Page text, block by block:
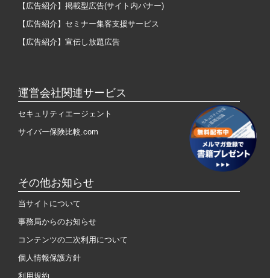
【広告紹介】掲載型広告(サイト内バナー)
【広告紹介】セミナー集客支援サービス
【広告紹介】宣伝し放題広告
運営会社関連サービス
セキュリティエージェント
サイバー保険比較.com
その他お知らせ
当サイトについて
事務局からのお知らせ
コンテンツの二次利用について
個人情報保護方針
利用規約